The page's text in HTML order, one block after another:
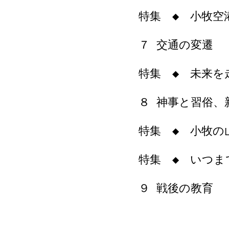
特集 ◆ 小牧空
７ 交通の変遷
特集 ◆ 未来を
８ 神事と習俗、
特集 ◆ 小牧の
特集 ◆ いつま
９ 戦後の教育